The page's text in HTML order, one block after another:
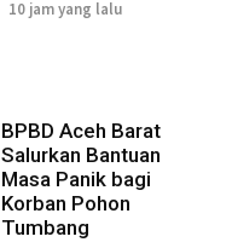
10 jam yang lalu
BPBD Aceh Barat
Salurkan Bantuan
Masa Panik bagi
Korban Pohon
Tumbang